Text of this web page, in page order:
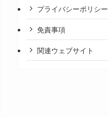
プライバシーポリシー
免責事項
関連ウェブサイト